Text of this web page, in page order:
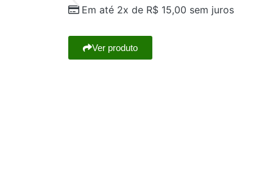
Em até 2x de R$ 15,00 sem juros
Ver produto